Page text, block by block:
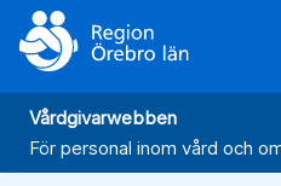
Vårdgivarwebben
För personal inom vård och